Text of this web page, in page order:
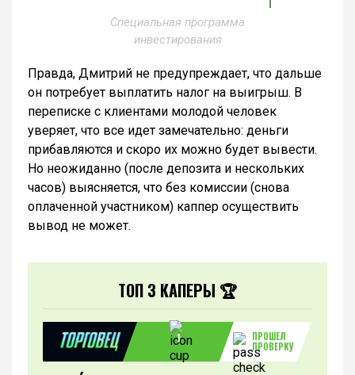
Специальная программа
инвестирования
Правда, Дмитрий не предупреждает, что дальше
он потребует выплатить налог на выигрыш. В
переписке с клиентами молодой человек
уверяет, что все идет замечательно: деньги
прибавляются и скоро их можно будет вывести.
Но неожиданно (после депозита и нескольких
часов) выясняется, что без комиссии (снова
оплаченной участником) каппер осуществить
вывод не может.
ТОП 3 КАПЕРЫ 🏆
1
ПРОШЕЛ
ПРОВЕРКУ